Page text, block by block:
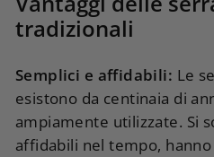
tradizionali
Semplici e affidabili: Le
esistono da centinaia di
ampiamente utilizzate. Si
affidabili nel tempo,